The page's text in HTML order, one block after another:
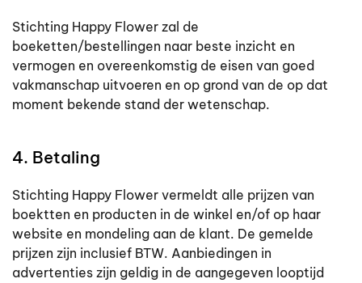
Stichting Happy Flower zal de
boeketten/bestellingen naar beste inzicht en
vermogen en overeenkomstig de eisen van goed
vakmanschap uitvoeren en op grond van de op dat
moment bekende stand der wetenschap.
4. Betaling
Stichting Happy Flower vermeldt alle prijzen van
boektten en producten in de winkel en/of op haar
website en mondeling aan de klant. De gemelde
prijzen zijn inclusief BTW. Aanbiedingen in
advertenties zijn geldig in de aangegeven looptijd